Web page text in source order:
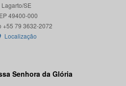
Lagarto/SE
49400-000
Localização
Senhora da Glória